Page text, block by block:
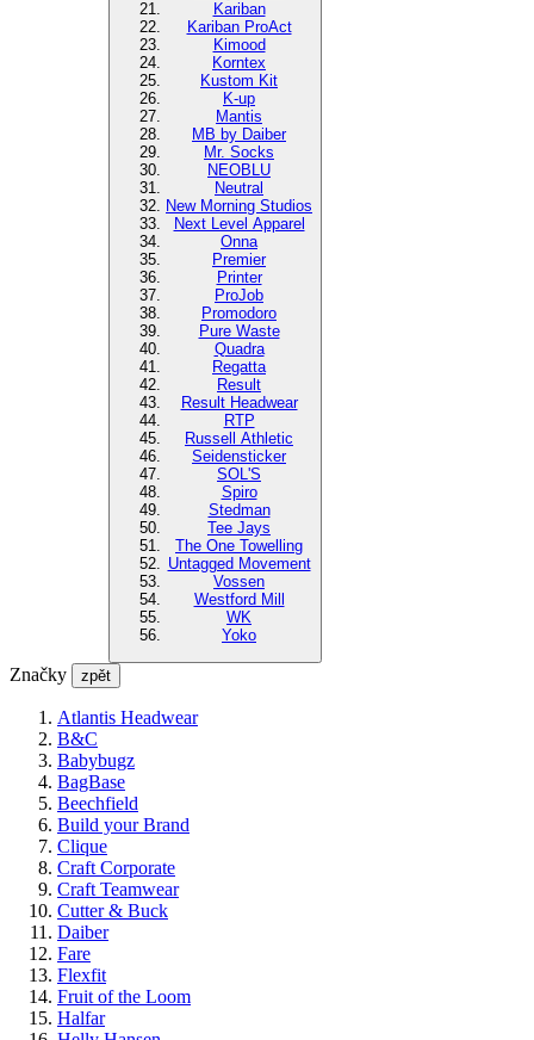
Kariban
Kariban ProAct
Kimood
Korntex
Kustom Kit
K-up
Mantis
MB by Daiber
Mr. Socks
NEOBLU
Neutral
New Morning Studios
Next Level Apparel
Onna
Premier
Printer
ProJob
Promodoro
Pure Waste
Quadra
Regatta
Result
Result Headwear
RTP
Russell Athletic
Seidensticker
SOL'S
Spiro
Stedman
Tee Jays
The One Towelling
Untagged Movement
Vossen
Westford Mill
WK
Yoko
Značky zpět
Atlantis Headwear
B&C
Babybugz
BagBase
Beechfield
Build your Brand
Clique
Craft Corporate
Craft Teamwear
Cutter & Buck
Daiber
Fare
Flexfit
Fruit of the Loom
Halfar